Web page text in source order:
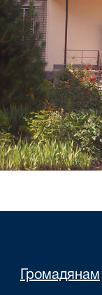
Громадянам